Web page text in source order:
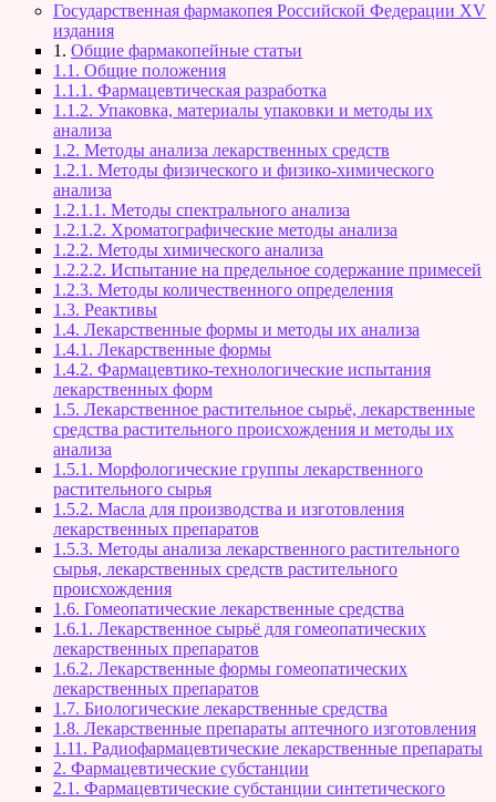
Государственная фармакопея Российской Федерации XV
издания
1. Общие фармакопейные статьи
1.1. Общие положения
1.1.1. Фармацевтическая разработка
1.1.2. Упаковка, материалы упаковки и методы их
анализа
1.2. Методы анализа лекарственных средств
1.2.1. Методы физического и физико-химического
анализа
1.2.1.1. Методы спектрального анализа
1.2.1.2. Хроматографические методы анализа
1.2.2. Методы химического анализа
1.2.2.2. Испытание на предельное содержание примесей
1.2.3. Методы количественного определения
1.3. Реактивы
1.4. Лекарственные формы и методы их анализа
1.4.1. Лекарственные формы
1.4.2. Фармацевтико-технологические испытания
лекарственных форм
1.5. Лекарственное растительное сырьё, лекарственные
средства растительного происхождения и методы их
анализа
1.5.1. Морфологические группы лекарственного
растительного сырья
1.5.2. Масла для производства и изготовления
лекарственных препаратов
1.5.3. Методы анализа лекарственного растительного
сырья, лекарственных средств растительного
происхождения
1.6. Гомеопатические лекарственные средства
1.6.1. Лекарственное сырьё для гомеопатических
лекарственных препаратов
1.6.2. Лекарственные формы гомеопатических
лекарственных препаратов
1.7. Биологические лекарственные средства
1.8. Лекарственные препараты аптечного изготовления
1.11. Радиофармацевтические лекарственные препараты
2. Фармацевтические субстанции
2.1. Фармацевтические субстанции синтетического